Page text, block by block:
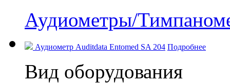
Аудиометры/
Аудиометр Auditdata Entomed SA 204 Подробнее
Вид оборудования